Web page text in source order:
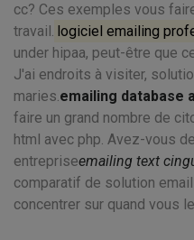
cc? Ces exemples vous
travail. logiciel emailing
under hipaa, peut-être que
J'ai endroits à visiter,
maries.emailing database
faire un grand nombre de
html avec php. Avez-vous
entrepriseemailing text
comparatif de solution
concentrer sur quand vous